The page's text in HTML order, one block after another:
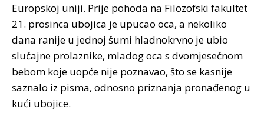
Europskoj uniji. Prije pohoda na Filozofski fakultet
21. prosinca ubojica je upucao oca, a nekoliko
dana ranije u jednoj šumi hladnokrvno je ubio
slučajne prolaznike, mladog oca s dvomjesečnom
bebom koje uopće nije poznavao, što se kasnije
saznalo iz pisma, odnosno priznanja pronađenog u
kući ubojice.